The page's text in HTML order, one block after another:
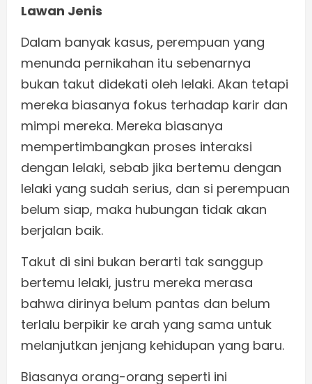
Lawan Jenis
Dalam banyak kasus, perempuan yang
menunda pernikahan itu sebenarnya
bukan takut didekati oleh lelaki. Akan tetapi
mereka biasanya fokus terhadap karir dan
mimpi mereka. Mereka biasanya
mempertimbangkan proses interaksi
dengan lelaki, sebab jika bertemu dengan
lelaki yang sudah serius, dan si perempuan
belum siap, maka hubungan tidak akan
berjalan baik.
Takut di sini bukan berarti tak sanggup
bertemu lelaki, justru mereka merasa
bahwa dirinya belum pantas dan belum
terlalu berpikir ke arah yang sama untuk
melanjutkan jenjang kehidupan yang baru.
Biasanya orang-orang seperti ini